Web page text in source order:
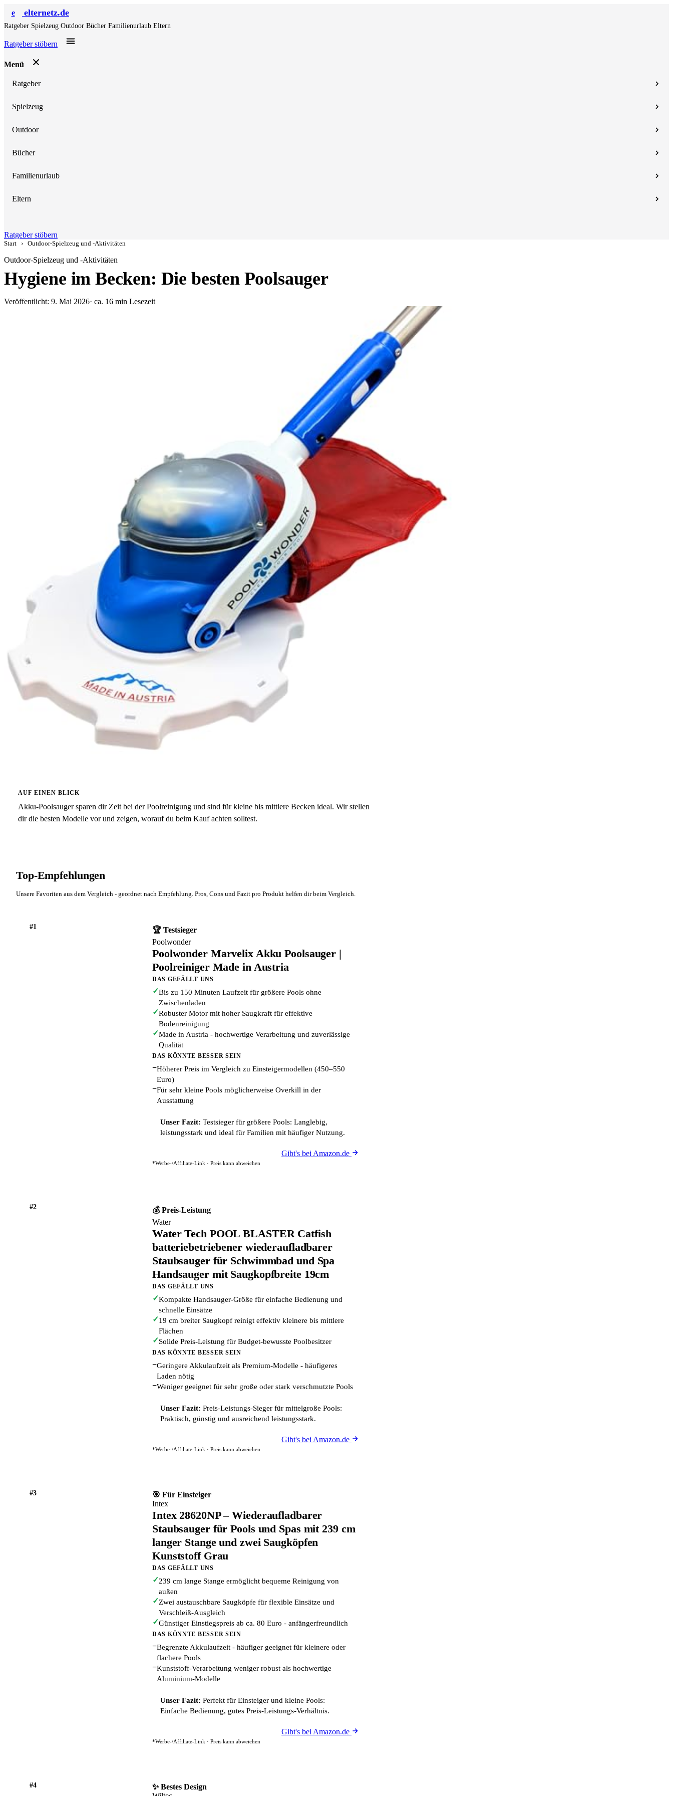
e elternetz.de
Ratgeber Spielzeug Outdoor Bücher Familienurlaub Eltern
Ratgeber stöbern
Menü
Ratgeber
Spielzeug
Outdoor
Bücher
Familienurlaub
Eltern
Ratgeber stöbern
Start › Outdoor-Spielzeug und -Aktivitäten
Outdoor-Spielzeug und -Aktivitäten
Hygiene im Becken: Die besten Poolsauger
Veröffentlicht: 9. Mai 2026· ca. 16 min Lesezeit
AUF EINEN BLICK
Akku-Poolsauger sparen dir Zeit bei der Poolreinigung und sind für kleine bis mittlere Becken ideal. Wir stellen
dir die besten Modelle vor und zeigen, worauf du beim Kauf achten solltest.
Top-Empfehlungen
Unsere Favoriten aus dem Vergleich - geordnet nach Empfehlung. Pros, Cons und Fazit pro Produkt helfen dir beim Vergleich.
#1
🏆 Testsieger
Poolwonder
Poolwonder Marvelix Akku Poolsauger |
Poolreiniger Made in Austria
DAS GEFÄLLT UNS
✓Bis zu 150 Minuten Laufzeit für größere Pools ohne
Zwischenladen
✓Robuster Motor mit hoher Saugkraft für effektive
Bodenreinigung
✓Made in Austria - hochwertige Verarbeitung und zuverlässige
Qualität
DAS KÖNNTE BESSER SEIN
−Höherer Preis im Vergleich zu Einsteigermodellen (450–550
Euro)
−Für sehr kleine Pools möglicherweise Overkill in der
Ausstattung
Unser Fazit: Testsieger für größere Pools: Langlebig,
leistungsstark und ideal für Familien mit häufiger Nutzung.
Gibt's bei Amazon.de
*Werbe-/Affiliate-Link · Preis kann abweichen
#2
💰 Preis-Leistung
Water
Water Tech POOL BLASTER Catfish
batteriebetriebener wiederaufladbarer
Staubsauger für Schwimmbad und Spa
Handsauger mit Saugkopfbreite 19cm
DAS GEFÄLLT UNS
✓Kompakte Handsauger-Größe für einfache Bedienung und
schnelle Einsätze
✓19 cm breiter Saugkopf reinigt effektiv kleinere bis mittlere
Flächen
✓Solide Preis-Leistung für Budget-bewusste Poolbesitzer
DAS KÖNNTE BESSER SEIN
−Geringere Akkulaufzeit als Premium-Modelle - häufigeres
Laden nötig
−Weniger geeignet für sehr große oder stark verschmutzte Pools
Unser Fazit: Preis-Leistungs-Sieger für mittelgroße Pools:
Praktisch, günstig und ausreichend leistungsstark.
Gibt's bei Amazon.de
*Werbe-/Affiliate-Link · Preis kann abweichen
#3
🎯 Für Einsteiger
Intex
Intex 28620NP – Wiederaufladbarer
Staubsauger für Pools und Spas mit 239 cm
langer Stange und zwei Saugköpfen
Kunststoff Grau
DAS GEFÄLLT UNS
✓239 cm lange Stange ermöglicht bequeme Reinigung von
außen
✓Zwei austauschbare Saugköpfe für flexible Einsätze und
Verschleiß-Ausgleich
✓Günstiger Einstiegspreis ab ca. 80 Euro - anfängerfreundlich
DAS KÖNNTE BESSER SEIN
−Begrenzte Akkulaufzeit - häufiger geeignet für kleinere oder
flachere Pools
−Kunststoff-Verarbeitung weniger robust als hochwertige
Aluminium-Modelle
Unser Fazit: Perfekt für Einsteiger und kleine Pools:
Einfache Bedienung, gutes Preis-Leistungs-Verhältnis.
Gibt's bei Amazon.de
*Werbe-/Affiliate-Link · Preis kann abweichen
#4
✨ Bestes Design